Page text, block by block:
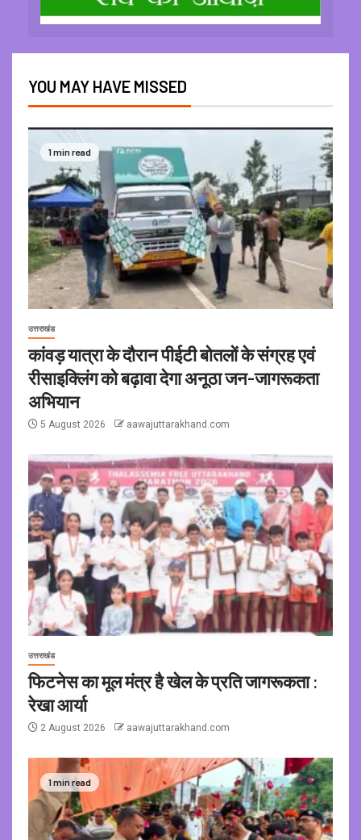
YOU MAY HAVE MISSED
1 min read
उत्तराखंड
कांवड़ यात्रा के दौरान पीईटी बोतलों के संग्रह एवं
रीसाइक्लिंग को बढ़ावा देगा अनूठा जन-जागरूकता
अभियान
5 August 2026 aawajuttarakhand.com
उत्तराखंड
फिटनेस का मूल मंत्र है खेल के प्रति जागरूकता :
रेखा आर्या
2 August 2026 aawajuttarakhand.com
1 min read